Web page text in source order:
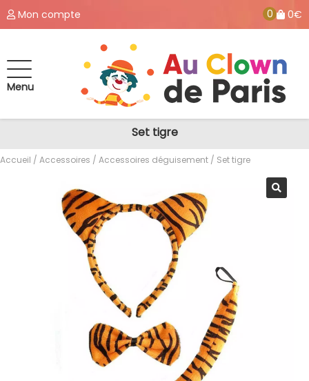
Mon compte 0 0€
Menu
Set tigre
Accueil / Accessoires / Accessoires déguisement / Set tigre